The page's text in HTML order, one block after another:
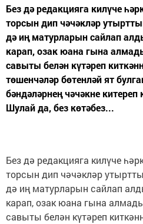
Без дә редакцияга килүче
торсын дип чәчәкләр
дә иң матурларын сайлап
карап, озак юана гына
савыты белән күтәреп
төшенчәләр бөтенләй ят
бәндәләрнең чәчәкне
Шулай да, без көтәбез...
Без дә редакцияга килүче
торсын дип чәчәкләр
дә иң матурларын сайлап
карап, озак юана гына
савыты белән күтәреп